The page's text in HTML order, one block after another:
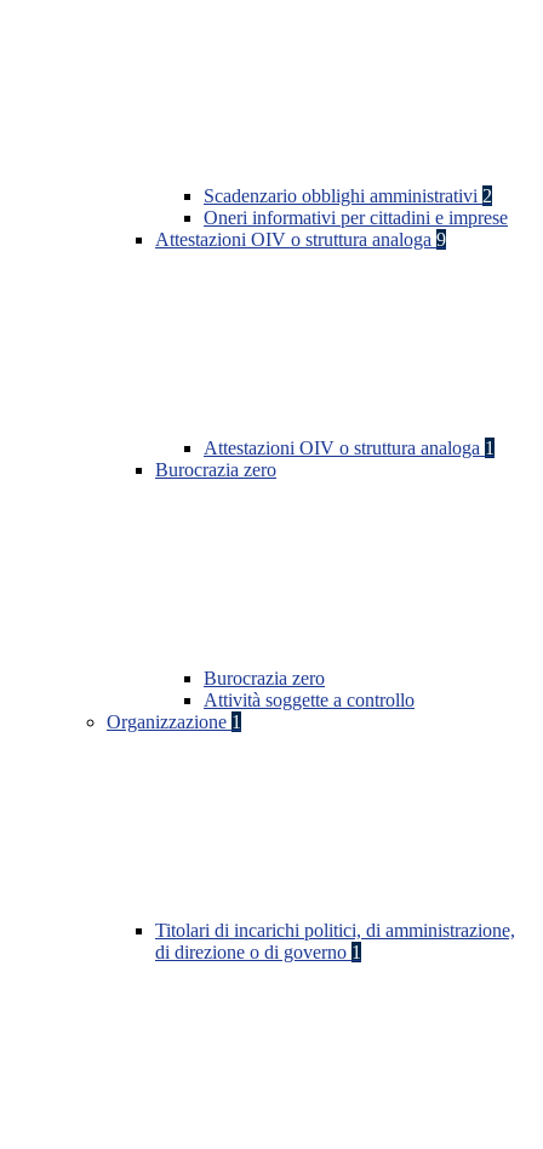
Scadenzario obblighi amministrativi 2
Oneri informativi per cittadini e imprese
Attestazioni OIV o struttura analoga 9
Attestazioni OIV o struttura analoga 1
Burocrazia zero
Burocrazia zero
Attività soggette a controllo
Organizzazione 1
Titolari di incarichi politici, di amministrazione,
di direzione o di governo 1